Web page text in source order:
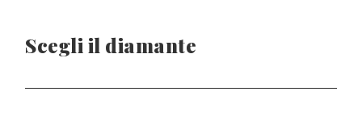
Scegli il diamante